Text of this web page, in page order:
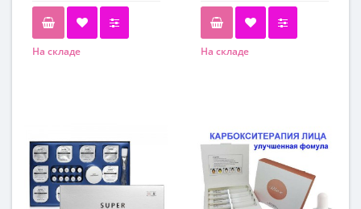
Hydration, 60г
На складе
На складе